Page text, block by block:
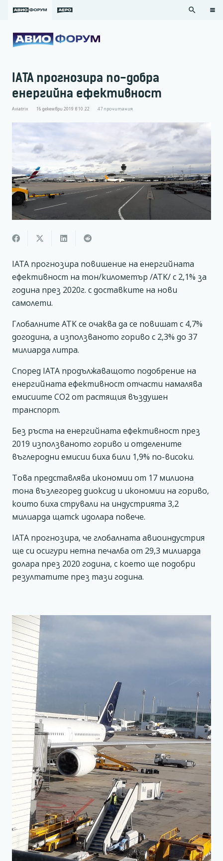
search
IATA прогнозира по-добра
енергийна ефективност
Aviatrix 16 декември 2019 в 10:22 47 прочитания
IATA прогнозира повишение на енергийната
ефективност на тон/километър /ATK/ с 2,1% за
година през 2020г. с доставките на нови
самолети.
Глобалните ATK се очаква да се повишат с 4,7%
догодина, а използваното гориво с 2,3% до 37
милиарда литра.
Според IATA продължаващото подобрение на
енергийната ефективност отчасти намалява
емисиите СО2 от растящия въздушен
транспорт.
Без ръста на енергийната ефективност през
2019 използваното гориво и отделените
въглеродни емисии биха били 1,9% по-високи.
Това представлява икономии от 17 милиона
тона възлегоред диоксид и икономии на гориво,
които биха стрували на индустрията 3,2
милиарда щатск идолара повече.
IATA прогнозира, че глобалната авиоиндустрия
ще си осигури нетна печалба от 29,3 милиарда
долара през 2020 година, с което ще подобри
резултатите през тази година.